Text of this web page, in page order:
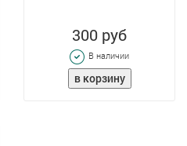
300 руб
В наличии